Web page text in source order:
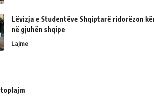
Lëvizja e Studentëve Shqiptarë ridorëzon
në gjuhën shqipe
Lajme
toplajm